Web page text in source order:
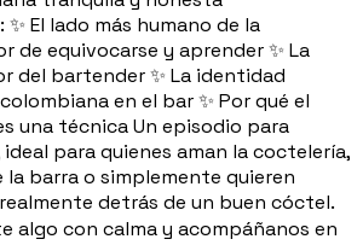
El lado más humano de la
de equivocarse y aprender ✨ La
del bartender ✨ La identidad
en el bar ✨ Por qué el
una técnica Un episodio para
para quienes aman la coctelería,
barra o simplemente quieren
detrás de un buen cóctel.
algo con calma y acompáñanos en